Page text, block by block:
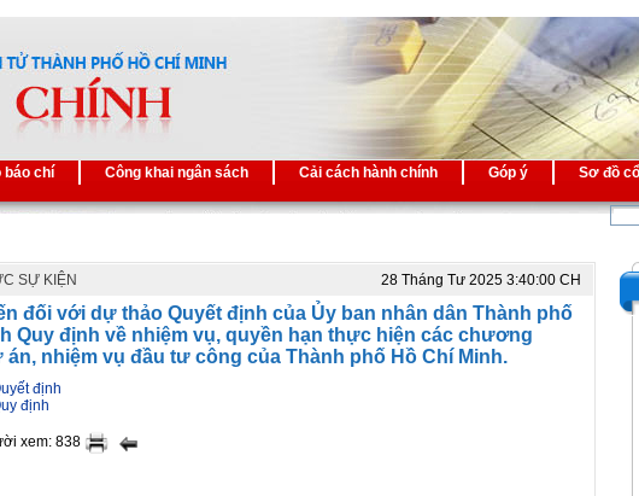
báo chí Công khai ngân sách Cải cách hành chính Góp ý Sơ đồ
SỰ KIỆN 28 Tháng Tư 2025 3:40:00 CH
đối với dự thảo Quyết định của Ủy ban nhân dân Thành phố
Quy định về nhiệm vụ, quyền hạn thực hiện các chương
án, nhiệm vụ đầu tư công của Thành phố Hồ Chí Minh.
định
định
xem: 838